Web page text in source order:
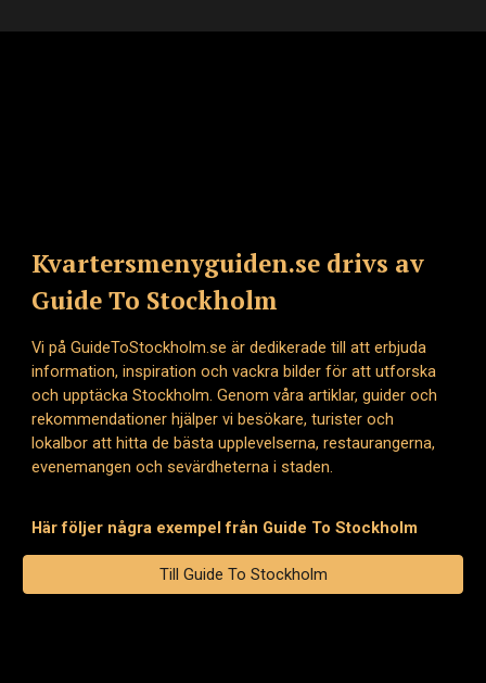
Kvartersmenyguiden.se drivs av
Guide To Stockholm
Vi på GuideToStockholm.se är dedikerade till att erbjuda
information, inspiration och vackra bilder för att utforska
och upptäcka Stockholm. Genom våra artiklar, guider och
rekommendationer hjälper vi besökare, turister och
lokalbor att hitta de bästa upplevelserna, restaurangerna,
evenemangen och sevärdheterna i staden.
Här följer några exempel från Guide To Stockholm
Till Guide To Stockholm